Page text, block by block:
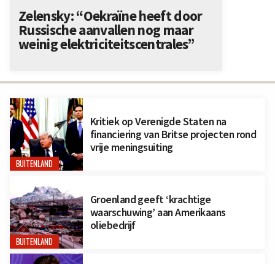
BUITENLAND
Kritiek op Verenigde Staten na
financiering van Britse projecten rond
vrije meningsuiting
BUITENLAND
Groenland geeft ‘krachtige
waarschuwing’ aan Amerikaans
oliebedrijf
Zelensky: “Oekraïne heeft door
Russische aanvallen nog maar
weinig elektriciteitscentrales”